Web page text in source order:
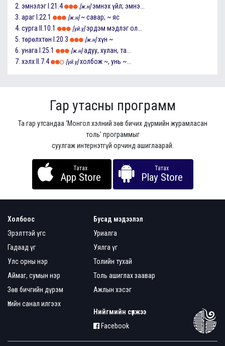
2. эмнэлэг I.21.4 [ж.н] эмнэх үйл; эмнэ...
3. араг I.22.1 [ж.н] ~ савар; ~ яс
4. сурга II.10.1 [үй.ү] эрдэм мэдлэг ол...
5. төрөлхтөн I.20.3 [ж.н] хүн ~
6. унага I.25.1 [ж.н] адуу, хулан, та...
7. хэлх II.7.4 [үй.ү] холбож ~, унь ~...
Гар утасны программ
Та гар утсандаа ‘Монгол хэлний зөв бичих дүрмийн журамласан
толь’ программыг
суулгаж интернэтгүй орчинд ашиглаарай.
Татах
App Store
Татах
Play Store
Холбоос
Эрэлттэй үгс
Гадаад үг
Улс орны нэр
Аймаг, сумын нэр
Зөв бичгийн дүрэм
Үгийн санал илгээх
Бусад мэдээлэл
Уриалга
Уялга үг
Толийн тухай
Толь ашиглах заавар
Ажлын хэсэг
Нийгмийн сүлжээ
Facebook